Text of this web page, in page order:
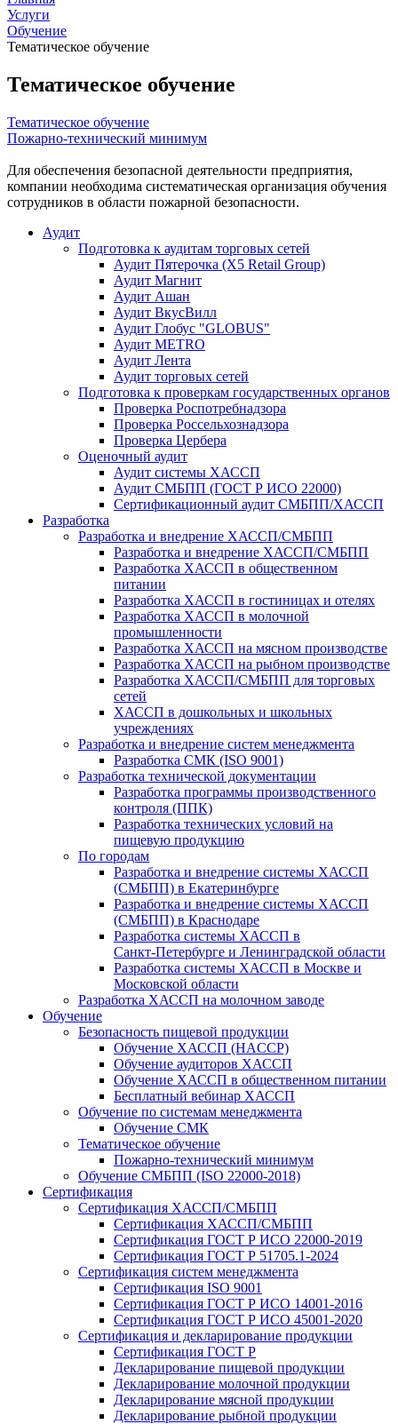
Услуги
Обучение
Тематическое обучение
Тематическое обучение
Тематическое обучение
Пожарно-технический минимум
Для обеспечения безопасной деятельности предприятия,
компании необходима систематическая организация обучения
сотрудников в области пожарной безопасности.
Аудит
Подготовка к аудитам торговых сетей
Аудит Пятерочка (X5 Retail Group)
Аудит Магнит
Аудит Ашан
Аудит ВкусВилл
Аудит Глобус "GLOBUS"
Аудит METRO
Аудит Лента
Аудит торговых сетей
Подготовка к проверкам государственных органов
Проверка Роспотребнадзора
Проверка Россельхознадзора
Проверка Цербера
Оценочный аудит
Аудит системы ХАССП
Аудит СМБПП (ГОСТ Р ИСО 22000)
Сертификационный аудит СМБПП/ХАССП
Разработка
Разработка и внедрение ХАССП/СМБПП
Разработка и внедрение ХАССП/СМБПП
Разработка ХАССП в общественном
питании
Разработка ХАССП в гостиницах и отелях
Разработка ХАССП в молочной
промышленности
Разработка ХАССП на мясном производстве
Разработка ХАССП на рыбном производстве
Разработка ХАССП/СМБПП для торговых
сетей
ХАССП в дошкольных и школьных
учреждениях
Разработка и внедрение систем менеджмента
Разработка СМК (ISO 9001)
Разработка технической документации
Разработка программы производственного
контроля (ППК)
Разработка технических условий на
пищевую продукцию
По городам
Разработка и внедрение системы ХАССП
(СМБПП) в Екатеринбурге
Разработка и внедрение системы ХАССП
(СМБПП) в Краснодаре
Разработка системы ХАССП в
Санкт‑Петербурге и Ленинградской области
Разработка системы ХАССП в Москве и
Московской области
Разработка ХАССП на молочном заводе
Обучение
Безопасность пищевой продукции
Обучение ХАССП (HACCP)
Обучение аудиторов ХАССП
Обучение ХАССП в общественном питании
Бесплатный вебинар ХАССП
Обучение по системам менеджмента
Обучение СМК
Тематическое обучение
Пожарно-технический минимум
Обучение СМБПП (ISO 22000-2018)
Сертификация
Сертификация ХАССП/СМБПП
Сертификация ХАССП/СМБПП
Сертификация ГОСТ Р ИСО 22000-2019
Сертификация ГОСТ Р 51705.1-2024
Сертификация систем менеджмента
Сертификация ISO 9001
Сертификация ГОСТ Р ИСО 14001-2016
Сертификация ГОСТ Р ИСО 45001-2020
Сертификация и декларирование продукции
Сертификация ГОСТ Р
Декларирование пищевой продукции
Декларирование молочной продукции
Декларирование мясной продукции
Декларирование рыбной продукции